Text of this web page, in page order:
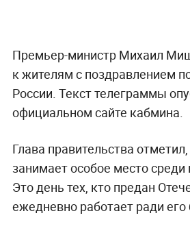
Премьер-министр Михаил
к жителям с поздравлением
России. Текст телеграммы
официальном сайте кабмина.
Глава правительства
занимает особое место среди
Это день тех, кто предан
ежедневно работает ради его